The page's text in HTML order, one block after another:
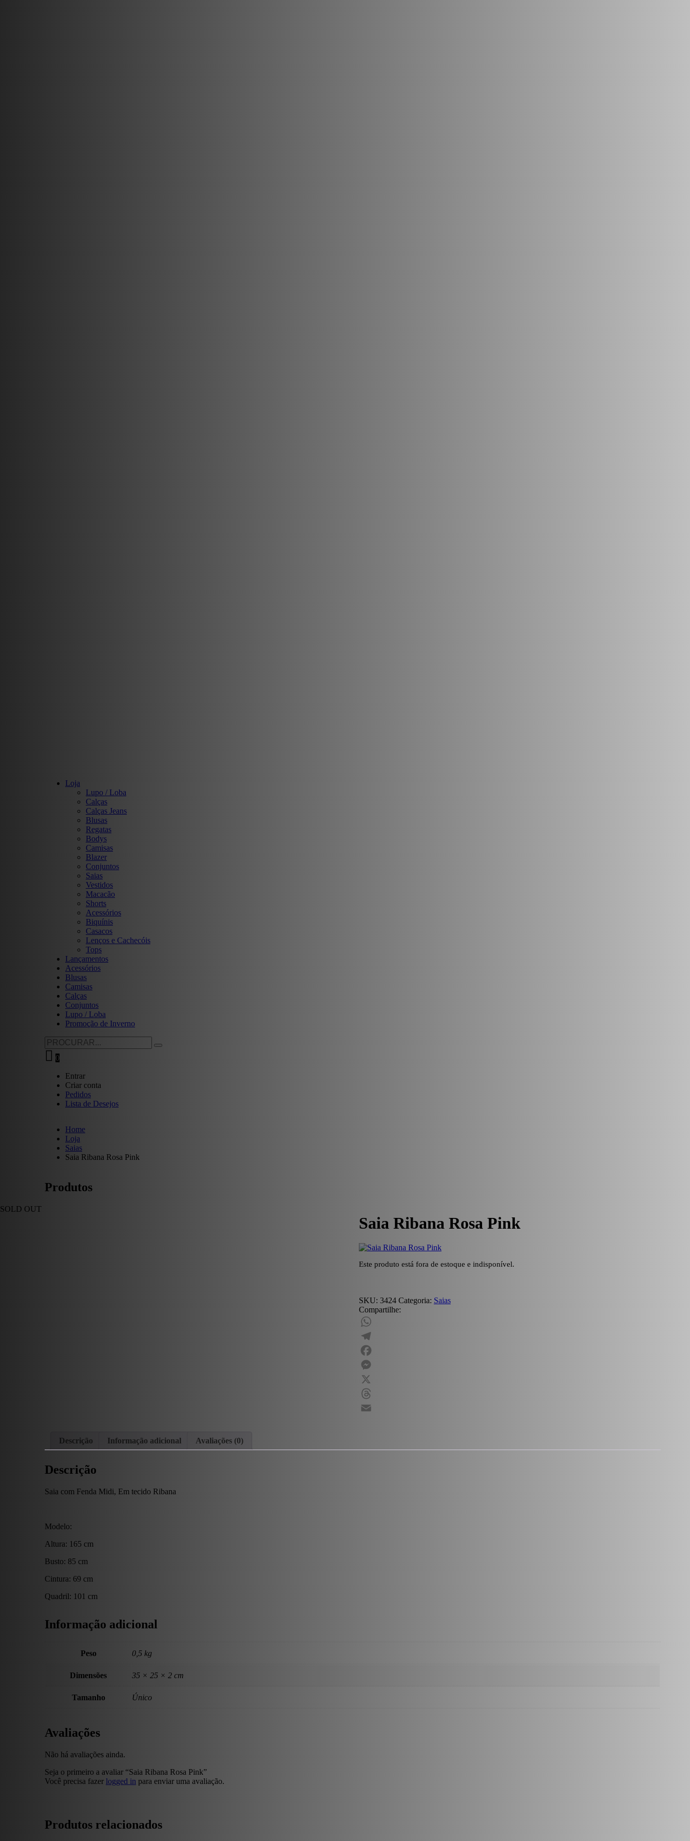
Loja
Lupo / Loba
Calças
Calças Jeans
Blusas
Regatas
Bodys
Camisas
Blazer
Conjuntos
Saias
Vestidos
Macacão
Shorts
Acessórios
Biquínis
Casacos
Lenços e Cachecóis
Tops
Lançamentos
Acessórios
Blusas
Camisas
Calças
Conjuntos
Lupo / Loba
Promoção de Inverno
0
Entrar
Criar conta
Pedidos
Lista de Desejos
Home
Loja
Saias
Saia Ribana Rosa Pink
Produtos
SOLD OUT
Saia Ribana Rosa Pink
Este produto está fora de estoque e indisponível.
SKU: 3424 Categoria: Saias
Compartilhe:
WhatsApp
Telegram
Facebook
Messenger
X
Threads
Descrição Informação adicional Avaliações (0)
Descrição
Saia com Fenda Midi, Em tecido Ribana
Modelo:
Altura: 165 cm
Busto: 85 cm
Cintura: 69 cm
Quadril: 101 cm
Informação adicional
Peso 0,5 kg
Dimensões 35 × 25 × 2 cm
Tamanho Único
Avaliações
Não há avaliações ainda.
Seja o primeiro a avaliar “Saia Ribana Rosa Pink”
Você precisa fazer logged in para enviar uma avaliação.
Produtos relacionados